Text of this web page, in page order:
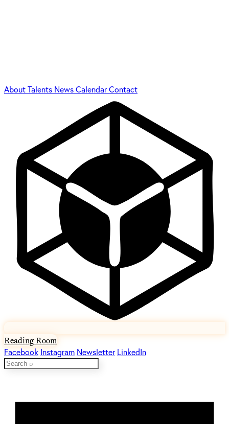
AboutTalents NewsCalendarContact
Reading Room
Facebook Instagram Newsletter LinkedIn